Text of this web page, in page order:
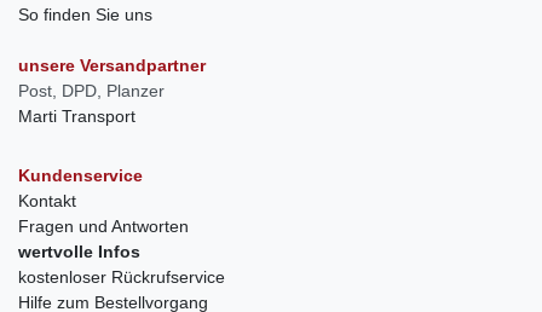
So finden Sie uns
unsere Versandpartner
Post, DPD, Planzer
Marti Transport
Kundenservice
Kontakt
Fragen und Antworten
wertvolle Infos
kostenloser Rückrufservice
Hilfe zum Bestellvorgang